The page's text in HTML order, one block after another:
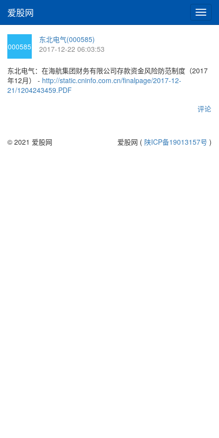
切
换
爱股网
000585
东北电气(000585)
2017-12-22 06:03:53
东北电气：在海航集团财务有限公司存款资金风险防范制度（2017
年12月） - http://static.cninfo.com.cn/finalpage/2017-12-
21/1204243459.PDF
评论
© 2021 爱股网 爱股网 ( 陕ICP备19013157号 )